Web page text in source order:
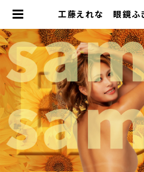
工藤えれな 眼鏡ふき